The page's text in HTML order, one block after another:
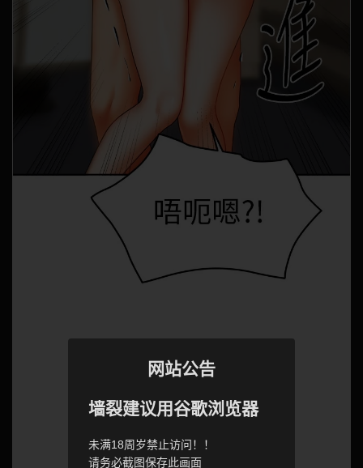
网站公告
墙裂建议用谷歌浏览器
未满18周岁禁止访问！！
请务必截图保存此画面